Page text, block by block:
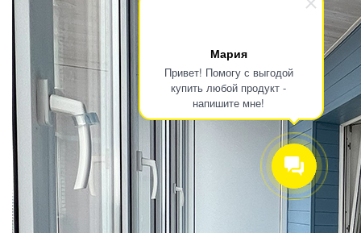
Мария
Привет! Помогу с выгодой
купить любой продукт -
напишите мне!